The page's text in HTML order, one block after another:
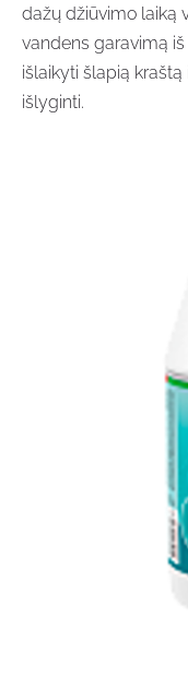
dažų džiūvimo laiką
vandens garavimą
išlaikyti šlapią
išlyginti.